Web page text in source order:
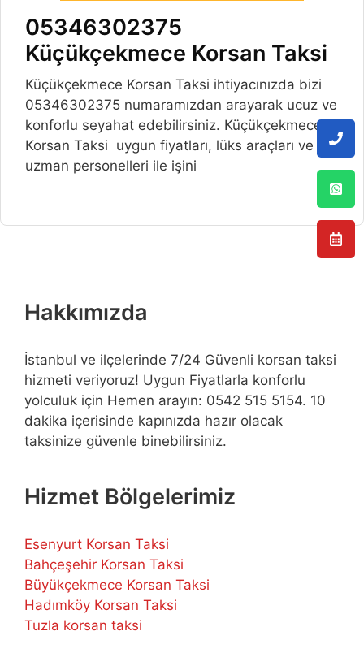
05346302375
Küçükçekmece Korsan Taksi
Küçükçekmece Korsan Taksi ihtiyacınızda bizi
05346302375 numaramızdan arayarak ucuz ve
konforlu seyahat edebilirsiniz. Küçükçekmece
Korsan Taksi uygun fiyatları, lüks araçları ve
uzman personelleri ile işini
Hakkımızda
İstanbul ve ilçelerinde 7/24 Güvenli korsan taksi
hizmeti veriyoruz! Uygun Fiyatlarla konforlu
yolculuk için Hemen arayın: 0542 515 5154. 10
dakika içerisinde kapınızda hazır olacak
taksinize güvenle binebilirsiniz.
Hizmet Bölgelerimiz
Esenyurt Korsan Taksi
Bahçeşehir Korsan Taksi
Büyükçekmece Korsan Taksi
Hadımköy Korsan Taksi
Tuzla korsan taksi